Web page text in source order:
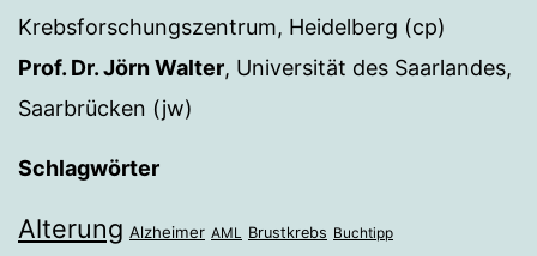
Krebsforschungszentrum, Heidelberg (cp)
Prof. Dr. Jörn Walter, Universität des Saarlandes,
Saarbrücken (jw)
Schlagwörter
Alterung Alzheimer AML Brustkrebs Buchtipp